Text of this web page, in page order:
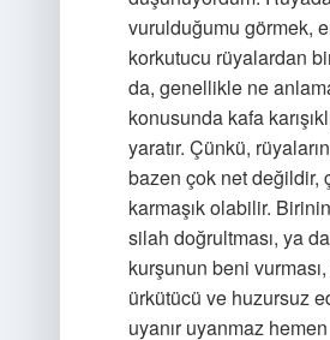
vurulduğumu görmek,
korkutucu rüyalardan
da, genellikle ne
konusunda kafa
yaratır. Çünkü,
bazen çok net değildir,
karmaşık olabilir.
silah doğrultması, ya
kurşunun beni
ürkütücü ve huzursuz
uyanır uyanmaz hemen